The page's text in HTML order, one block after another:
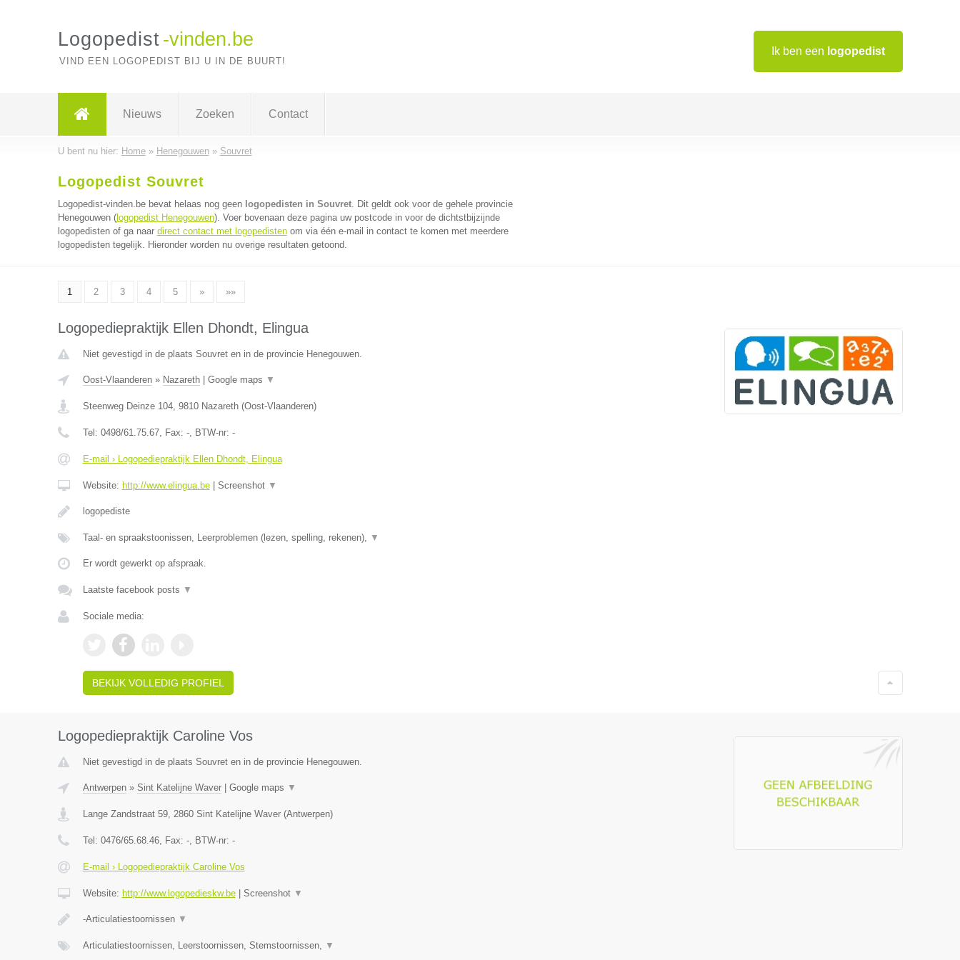
Ik ben een logopedist
Logopedist -vinden.be
VIND EEN LOGOPEDIST BIJ U IN DE BUURT!
Nieuws Zoeken Contact
U bent nu hier: Home» Henegouwen» Souvret
Logopedist Souvret
Logopedist-vinden.be bevat helaas nog geen logopedisten in Souvret. Dit geldt ook voor de gehele provincie
Henegouwen (logopedist Henegouwen). Voer bovenaan deze pagina uw postcode in voor de dichtstbijzijnde
logopedisten of ga naar direct contact met logopedistenom via één e-mail in contact te komen met meerdere
logopedisten tegelijk. Hieronder worden nu overige resultaten getoond.
1 2 3 4 5 » »»
Logopediepraktijk Ellen Dhondt, Elingua
Niet gevestigd in de plaats Souvret en in de provincie Henegouwen.
Oost-Vlaanderen» Nazareth| Google maps ▼
Steenweg Deinze 104, 9810 Nazareth(Oost-Vlaanderen)
Tel: 0498/61.75.67, Fax: -, BTW-nr: -
E-mail › Logopediepraktijk Ellen Dhondt, Elingua
Website: http://www.elingua.be| Screenshot ▼
logopediste
Taal- en spraakstoonissen, Leerproblemen (lezen, spelling, rekenen), ▼
Er wordt gewerkt op afspraak.
Laatste facebook posts ▼
Sociale media:
BEKIJK VOLLEDIG PROFIEL
Logopediepraktijk Caroline Vos
Niet gevestigd in de plaats Souvret en in de provincie Henegouwen.
Antwerpen» Sint Katelijne Waver| Google maps ▼
Lange Zandstraat 59, 2860 Sint Katelijne Waver(Antwerpen)
Tel: 0476/65.68.46, Fax: -, BTW-nr: -
E-mail › Logopediepraktijk Caroline Vos
Website: http://www.logopedieskw.be| Screenshot ▼
-Articulatiestoornissen ▼
Articulatiestoornissen, Leerstoornissen, Stemstoornissen, ▼